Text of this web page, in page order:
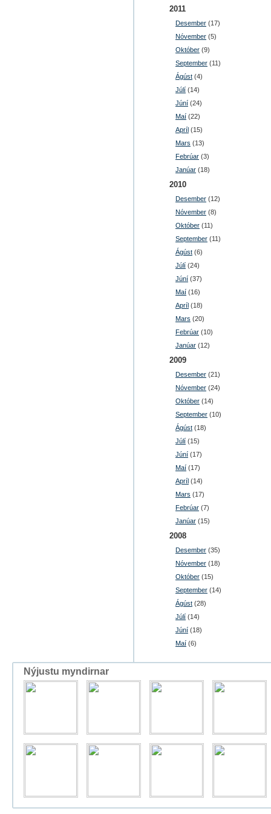
2011
Desember (17)
Nóvember (5)
Október (9)
September (11)
Ágúst (4)
Júlí (14)
Júní (24)
Maí (22)
Apríl (15)
Mars (13)
Febrúar (3)
Janúar (18)
2010
Desember (12)
Nóvember (8)
Október (11)
September (11)
Ágúst (6)
Júlí (24)
Júní (37)
Maí (16)
Apríl (18)
Mars (20)
Febrúar (10)
Janúar (12)
2009
Desember (21)
Nóvember (24)
Október (14)
September (10)
Ágúst (18)
Júlí (15)
Júní (17)
Maí (17)
Apríl (14)
Mars (17)
Febrúar (7)
Janúar (15)
2008
Desember (35)
Nóvember (18)
Október (15)
September (14)
Ágúst (28)
Júlí (14)
Júní (18)
Maí (6)
Nýjustu myndirnar